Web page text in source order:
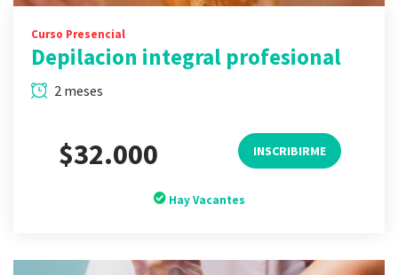
Curso Presencial
Depilacion integral profesional
2 meses
$32.000 INSCRIBIRME
Hay Vacantes